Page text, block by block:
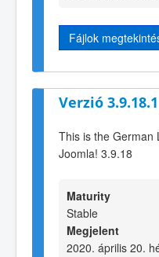
Fájlok
Verzió 3.9.18.1
This is the German
Joomla! 3.9.18
Maturity
Stable
Megjelent
2020. április 20.